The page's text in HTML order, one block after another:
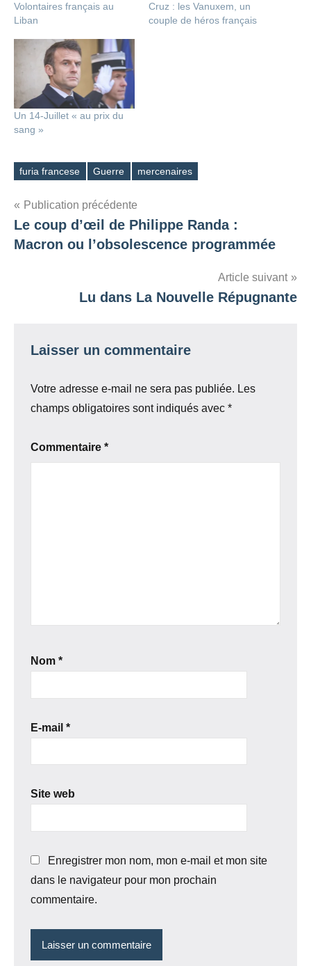
Volontaires français au
Liban
Cruz : les Vanuxem, un
couple de héros français
Un 14-Juillet « au prix du
sang »
Étiquettes
furia francese Guerre mercenaires
Navigation
de
Publication précédente
Le coup d’œil de Philippe Randa :
Macron ou l’obsolescence programmée
Article suivant
Lu dans La Nouvelle Répugnante
Laisser un commentaire
Votre adresse e-mail ne sera pas publiée. Les
champs obligatoires sont indiqués avec *
Commentaire *
Nom *
E-mail *
Site web
Enregistrer mon nom, mon e-mail et mon site
dans le navigateur pour mon prochain
commentaire.